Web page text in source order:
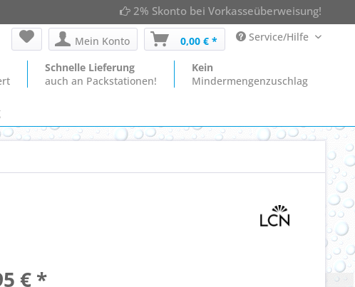
2% Skonto bei Vorkasseüberweisung!
Mein Konto 0,00 € * Service/Hilfe
Schnelle Lieferung
auch an Packstationen!
Kein
Mindermengenzuschlag
€ *